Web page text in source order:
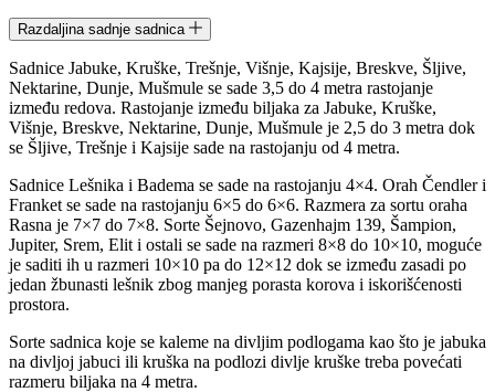
Razdaljina sadnje sadnica
Sadnice Jabuke, Kruške, Trešnje, Višnje, Kajsije, Breskve, Šljive,
Nektarine, Dunje, Mušmule se sade 3,5 do 4 metra rastojanje
između redova. Rastojanje između biljaka za Jabuke, Kruške,
Višnje, Breskve, Nektarine, Dunje, Mušmule je 2,5 do 3 metra dok
se Šljive, Trešnje i Kajsije sade na rastojanju od 4 metra.
Sadnice Lešnika i Badema se sade na rastojanju 4×4. Orah Čendler i
Franket se sade na rastojanju 6×5 do 6×6. Razmera za sortu oraha
Rasna je 7×7 do 7×8. Sorte Šejnovo, Gazenhajm 139, Šampion,
Jupiter, Srem, Elit i ostali se sade na razmeri 8×8 do 10×10, moguće
je saditi ih u razmeri 10×10 pa do 12×12 dok se između zasadi po
jedan žbunasti lešnik zbog manjeg porasta korova i iskorišćenosti
prostora.
Sorte sadnica koje se kaleme na divljim podlogama kao što je jabuka
na divljoj jabuci ili kruška na podlozi divlje kruške treba povećati
razmeru biljaka na 4 metra.